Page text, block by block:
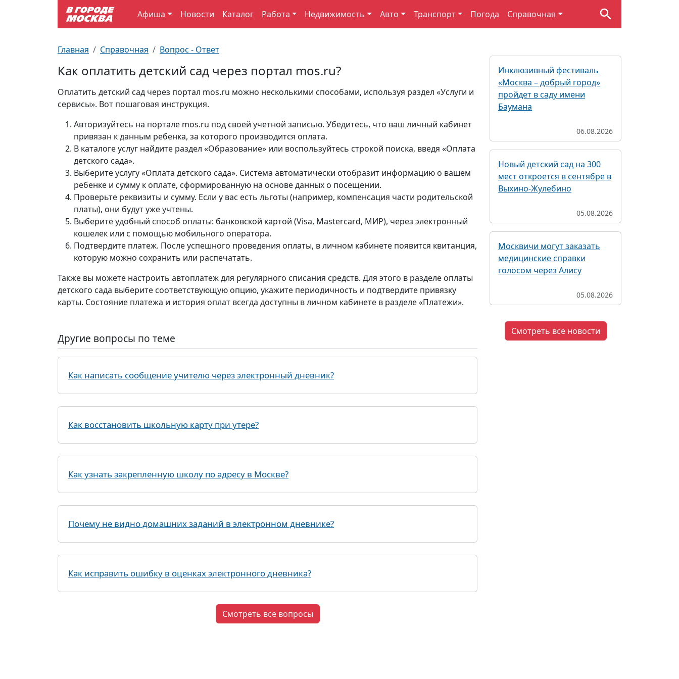
Афиша Новости Каталог Работа Недвижимость Авто Транспорт Погода Справочная
Главная Справочная Вопрос - Ответ
Как оплатить детский сад через портал mos.ru?
Оплатить детский сад через портал mos.ru можно несколькими способами, используя раздел «Услуги и
сервисы». Вот пошаговая инструкция.
Авторизуйтесь на портале mos.ru под своей учетной записью. Убедитесь, что ваш личный кабинет
привязан к данным ребенка, за которого производится оплата.
В каталоге услуг найдите раздел «Образование» или воспользуйтесь строкой поиска, введя «Оплата
детского сада».
Выберите услугу «Оплата детского сада». Система автоматически отобразит информацию о вашем
ребенке и сумму к оплате, сформированную на основе данных о посещении.
Проверьте реквизиты и сумму. Если у вас есть льготы (например, компенсация части родительской
платы), они будут уже учтены.
Выберите удобный способ оплаты: банковской картой (Visa, Mastercard, МИР), через электронный
кошелек или с помощью мобильного оператора.
Подтвердите платеж. После успешного проведения оплаты, в личном кабинете появится квитанция,
которую можно сохранить или распечатать.
Также вы можете настроить автоплатеж для регулярного списания средств. Для этого в разделе оплаты
детского сада выберите соответствующую опцию, укажите периодичность и подтвердите привязку
карты. Состояние платежа и история оплат всегда доступны в личном кабинете в разделе «Платежи».
Другие вопросы по теме
Как написать сообщение учителю через электронный дневник?
Как восстановить школьную карту при утере?
Как узнать закрепленную школу по адресу в Москве?
Почему не видно домашних заданий в электронном дневнике?
Как исправить ошибку в оценках электронного дневника?
Смотреть все вопросы
Инклюзивный фестиваль
«Москва – добрый город»
пройдет в саду имени
Баумана
06.08.2026
Новый детский сад на 300
мест откроется в сентябре в
Выхино-Жулебино
05.08.2026
Москвичи могут заказать
медицинские справки
голосом через Алису
05.08.2026
Смотреть все новости
ТV-программа
По профессиям
Возле метро
Перехватывающие парковки
Платные парковки закрытого типа
Стоянки для большегрузного автотранспорта
Пробки на дорогах
Карта Москвы
Улицы Москвы